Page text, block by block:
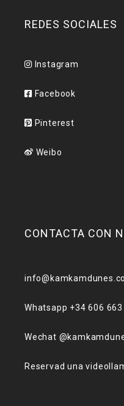
REDES SOCIALES
Instagram
Facebook
Pinterest
Weibo
CONTACTA CON
Whatsapp +34 606 663
Wechat
Reservad una